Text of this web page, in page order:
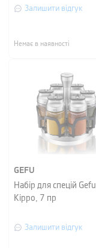
предметів
Залишити відгук
Немає в наявності
GEFU
Набір для спецій Gefu
Kippo, 7 пр
Залишити відгук